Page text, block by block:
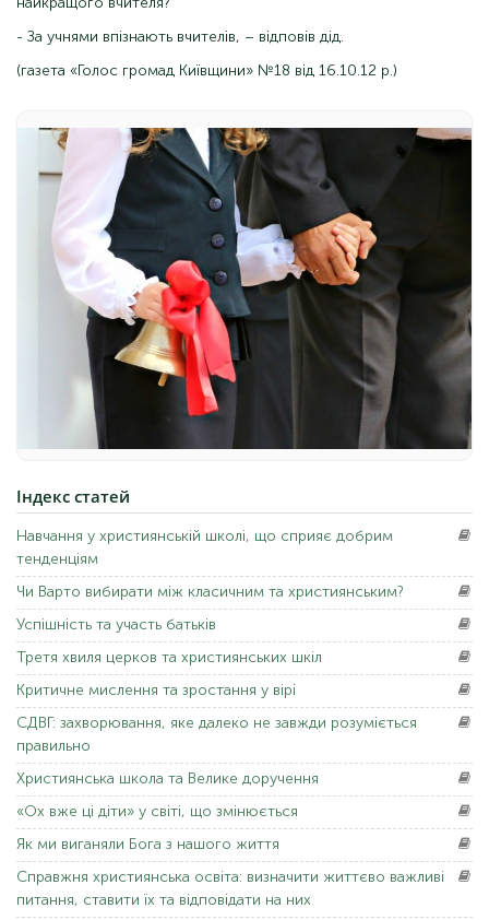
- За учнями впізнають вчителів, – відповів дід.
(газета «Голос громад Київщини» №18 від 16.10.12 р.)
Індекс статей
Навчання у християнській школі, що сприяє добрим
тенденціям
Чи Варто вибирати між класичним та християнським?
Успішність та участь батьків
Третя хвиля церков та християнських шкіл
Критичне мислення та зростання у вірі
СДВГ: захворювання, яке далеко не завжди розуміється
правильно
Християнська школа та Велике доручення
«Ох вже ці діти» у світі, що змінюється
Як ми виганяли Бога з нашого життя
Справжня християнська освіта: визначити життєво важливі
питання, ставити їх та відповідати на них